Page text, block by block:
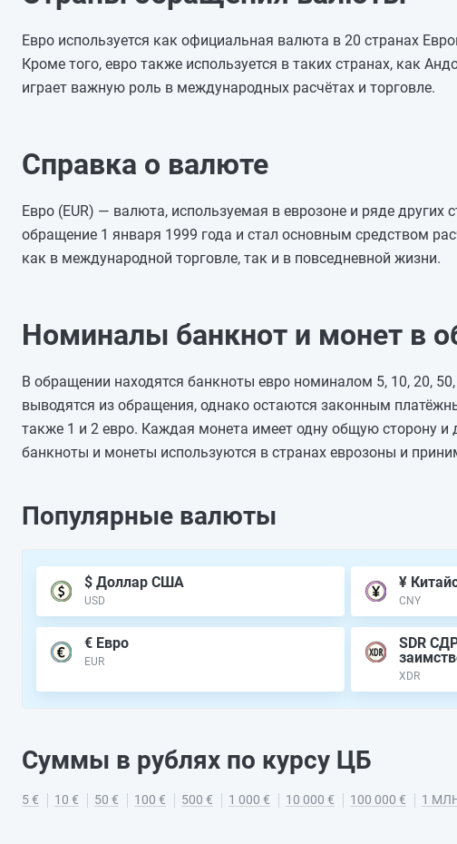
Евро используется как официальная валюта в 20 странах
Кроме того, евро также используется в таких странах, как
играет важную роль в международных расчётах и торговле.
Справка о валюте
Евро (EUR) — валюта, используемая в еврозоне и ряде
обращение 1 января 1999 года и стал основным средством
как в международной торговле, так и в повседневной жизни.
Номиналы банкнот и монет в
В обращении находятся банкноты евро номиналом 5, 10, 20,
выводятся из обращения, однако остаются законным
также 1 и 2 евро. Каждая монета имеет одну общую сторону и
банкноты и монеты используются в странах еврозоны и
Популярные валюты
$ Доллар США
USD
¥
CNY
€ Евро
EUR
SDR
XDR
Суммы в рублях по курсу ЦБ
5 € 10 € 50 € 100 € 500 € 1 000 € 10 000 € 100 000 € 1